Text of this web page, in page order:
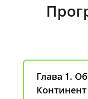
Глава 1.